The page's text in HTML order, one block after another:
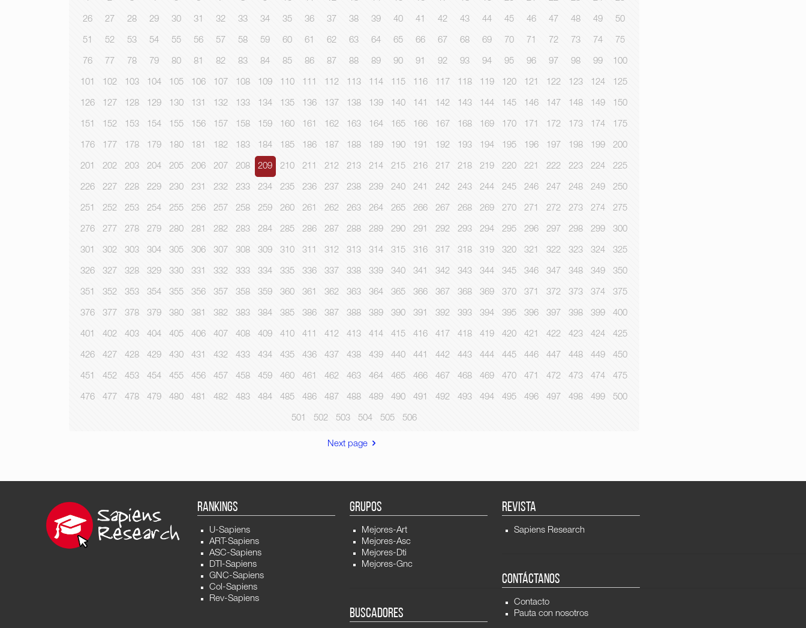
26 27 28 29 30 31 32 33 34 35 36 37 38 39 40 41 42 43 44 45 46 47 48 49 50
51 52 53 54 55 56 57 58 59 60 61 62 63 64 65 66 67 68 69 70 71 72 73 74 75
76 77 78 79 80 81 82 83 84 85 86 87 88 89 90 91 92 93 94 95 96 97 98 99 100
101 102 103 104 105 106 107 108 109 110 111 112 113 114 115 116 117 118 119 120 121 122 123 124 125
126 127 128 129 130 131 132 133 134 135 136 137 138 139 140 141 142 143 144 145 146 147 148 149 150
151 152 153 154 155 156 157 158 159 160 161 162 163 164 165 166 167 168 169 170 171 172 173 174 175
176 177 178 179 180 181 182 183 184 185 186 187 188 189 190 191 192 193 194 195 196 197 198 199 200
201 202 203 204 205 206 207 208 209 210 211 212 213 214 215 216 217 218 219 220 221 222 223 224 225
226 227 228 229 230 231 232 233 234 235 236 237 238 239 240 241 242 243 244 245 246 247 248 249 250
251 252 253 254 255 256 257 258 259 260 261 262 263 264 265 266 267 268 269 270 271 272 273 274 275
276 277 278 279 280 281 282 283 284 285 286 287 288 289 290 291 292 293 294 295 296 297 298 299 300
301 302 303 304 305 306 307 308 309 310 311 312 313 314 315 316 317 318 319 320 321 322 323 324 325
326 327 328 329 330 331 332 333 334 335 336 337 338 339 340 341 342 343 344 345 346 347 348 349 350
351 352 353 354 355 356 357 358 359 360 361 362 363 364 365 366 367 368 369 370 371 372 373 374 375
376 377 378 379 380 381 382 383 384 385 386 387 388 389 390 391 392 393 394 395 396 397 398 399 400
401 402 403 404 405 406 407 408 409 410 411 412 413 414 415 416 417 418 419 420 421 422 423 424 425
426 427 428 429 430 431 432 433 434 435 436 437 438 439 440 441 442 443 444 445 446 447 448 449 450
451 452 453 454 455 456 457 458 459 460 461 462 463 464 465 466 467 468 469 470 471 472 473 474 475
476 477 478 479 480 481 482 483 484 485 486 487 488 489 490 491 492 493 494 495 496 497 498 499 500
501 502 503 504 505 506
Next page
RANKINGS
U-Sapiens
ART-Sapiens
ASC-Sapiens
DTI-Sapiens
GNC-Sapiens
Col-Sapiens
Rev-Sapiens
GRUPOS
Mejores-Art
Mejores-Asc
Mejores-Dti
Mejores-Gnc
BUSCADORES
REVISTA
Sapiens Research
CONTÁCTANOS
Contacto
Pauta con nosotros